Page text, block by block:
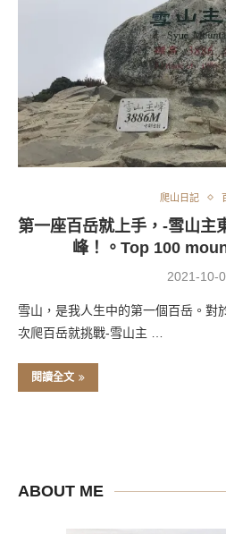
爬山日記
第一座百岳就上手，-雪山主
峰！。Top 100
2021-10-
雪山，是我人生中的第一個百岳。對
次爬百岳就挑戰-雪山主 …
閱讀全文
ABOUT ME